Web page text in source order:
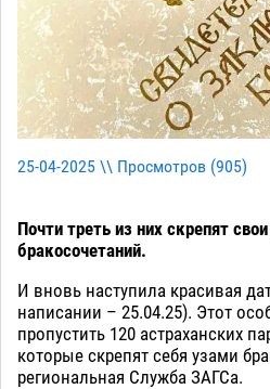
25-04-2025 \\ Просмотров (905)
Почти треть из них скрепят
бракосочетаний.
И вновь наступила красивая
написании – 25.04.25). Этот
пропустить 120 астраханских
которые скрепят себя узами
региональная Служба ЗАГСа.